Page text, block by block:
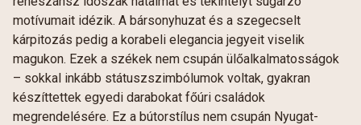
motívumait idézik. A bársonyhuzat és a szegecselt
kárpitozás pedig a korabeli elegancia jegyeit viselik
magukon. Ezek a székek nem csupán ülőalkalmatosságok
– sokkal inkább státuszszimbólumok voltak, gyakran
készíttettek egyedi darabokat főúri családok
megrendelésére. Ez a bútorstílus nem csupán Nyugat-